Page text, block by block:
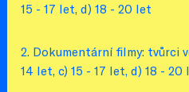
15 - 17 let, d) 18 - 20 let
2. Dokumentární filmy: tvůrci
14 let, c) 15 - 17 let, d) 18 - 20